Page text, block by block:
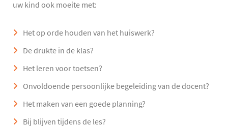
uw kind ook moeite met:
Het op orde houden van het huiswerk?
De drukte in de klas?
Het leren voor toetsen?
Onvoldoende persoonlijke begeleiding van de docent?
Het maken van een goede planning?
Bij blijven tijdens de les?